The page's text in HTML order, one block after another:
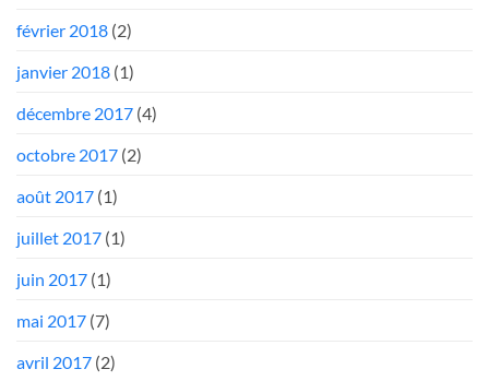
février 2018 (2)
janvier 2018 (1)
décembre 2017 (4)
octobre 2017 (2)
août 2017 (1)
juillet 2017 (1)
juin 2017 (1)
mai 2017 (7)
avril 2017 (2)